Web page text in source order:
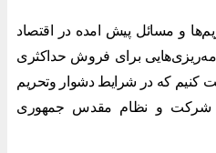
و مسائل پیش امده در اقتصاد
برای فروش حداکثری
کنیم که در شرایط دشوار وتحریم
شرکت و نظام مقدس جمهوری